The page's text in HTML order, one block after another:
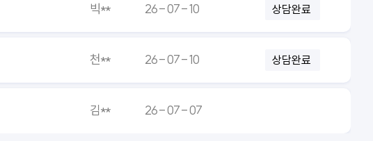
김** 26 - 07 - 07
전* 26 - 07 - 06
여** 26 - 07 - 03